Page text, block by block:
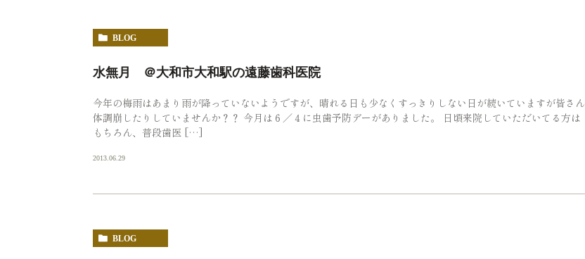
BLOG
水無月 ＠大和市大和駅の遠藤歯科医院
今年の梅雨はあまり雨が降っていないようですが、晴れる日も少なくすっきりしない日が続いていますが皆さん
体調崩したりしていませんか？？ 今月は６／４に虫歯予防デーがありました。 日頃来院していただいてる方は
もちろん、普段歯医 […]
2013.06.29
BLOG